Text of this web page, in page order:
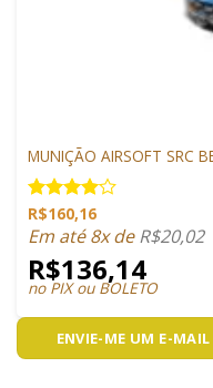
MUNIÇÃO AIRSOFT SRC
Avaliação
4.00 de
5
R$160,16
Em até 8x deR$20,02
R$136,14
no PIX ou BOLETO
ENVIE-ME UM E-